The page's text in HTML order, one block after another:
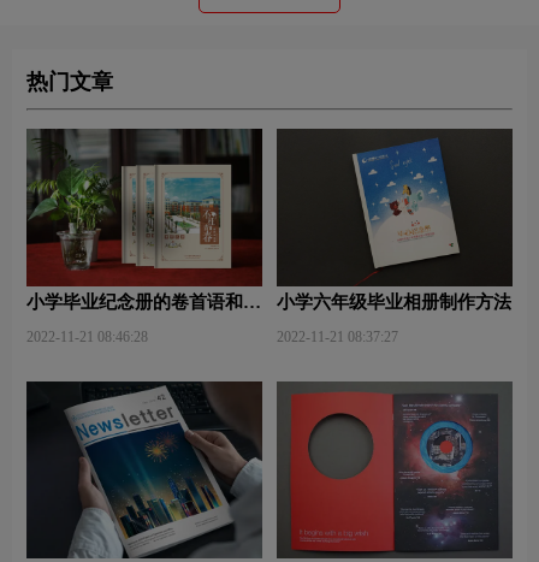
热门文章
小学毕业纪念册的卷首语和卷
2022-11-21 08:46:28
小学六年级毕业相册制作方法
2022-11-21 08:37:27